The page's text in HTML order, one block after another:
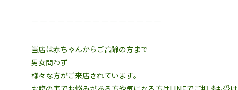
― ― ― ― ― ― ― ― ― ― ― ― ― ― ―
当店は赤ちゃんからご高齢の方まで
男女問わず
様々な方がご来店されています。